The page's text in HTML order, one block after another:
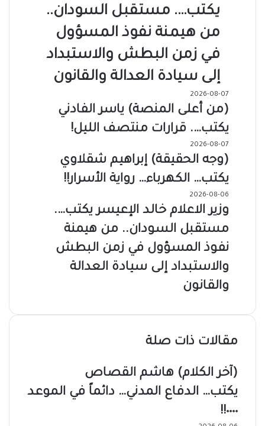
يكتب…. مستقبل السودان..
من هيمنة نفوذ المسؤول
في زمن البطش والاستبداد
إلى سيادة العدالة والقانون
2026-08-07
(من أعلى المنصة) ياسر الفادني
يكتب…. قرارات منتصف الليل!
2026-08-07
(وجه الحقيقة) إبراهيم شقلاوي
يكتب… الكهرباء… رواية الأسرار!!
2026-08-06
وزير الاعلام خالد الإعيسر يكتب….
مستقبل السودان.. من هيمنة
نفوذ المسؤول في زمن البطش
والاستبداد إلى سيادة العدالة
والقانون
مقالات ذات صلة
(آخر الكلام) هاشم القصاص
يكتب… الدفاع المدني… دائماً في الموعد
٠٠٠٠!!